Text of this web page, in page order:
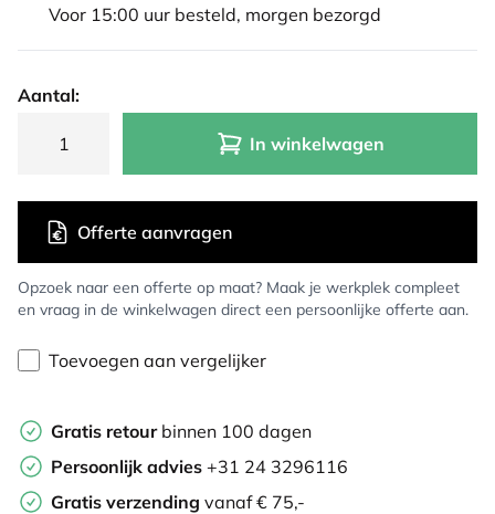
Voor 15:00 uur besteld, morgen bezorgd
Aantal:
In winkelwagen
Opzoek naar een offerte op maat? Maak je werkplek compleet
en vraag in de winkelwagen direct een persoonlijke offerte aan.
Offerte aanvragen
Toevoegen aan vergelijker
Gratis retourbinnen 100 dagen
Persoonlijk advies +31 24 3296116
Gratis verzending vanaf € 75,-